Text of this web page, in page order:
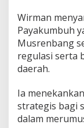
Wirman
Payakumbuh
Musrenbang
regulasi serta
daerah.
Ia
strategis bagi
dalam